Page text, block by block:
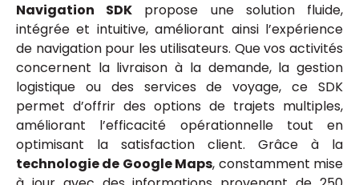
Navigation SDK propose une solution fluide,
intégrée et intuitive, améliorant ainsi l’expérience
de navigation pour les utilisateurs. Que vos activités
concernent la livraison à la demande, la gestion
logistique ou des services de voyage, ce SDK
permet d’offrir des options de trajets multiples,
améliorant l’efficacité opérationnelle tout en
optimisant la satisfaction client. Grâce à la
technologie de Google Maps, constamment mise